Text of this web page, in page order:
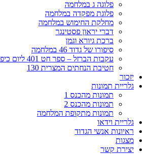
פלוגה ג במלחמה
פלוגת מפקדה במלחמה
מחלקת החימוש במלחמה
דברי יראון פסטינגר
ברכת גיורא וגמן
סיפורו של גדוד 46 במלחמה
עקבות הברזל – ספר חט 401 ליום כיפור
חטיבת הנחתים המצרית 130
יזכור
גלריית תמונות
תמונות מהכנס 1
תמונות מהכנס 2
תמונות מתקופת המלחמה
גלריית וידאו
ראיונות אנשי הגדוד
מצגות
יצירת קשר